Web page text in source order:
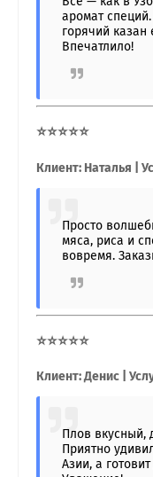
аромат
горячий
Впечатлило!
⭐⭐⭐⭐⭐
Клиент: Наталья |
Просто
мяса, риса и
вовремя.
⭐⭐⭐⭐⭐
Клиент: Денис |
Плов вкусный,
Приятно
Азии, а